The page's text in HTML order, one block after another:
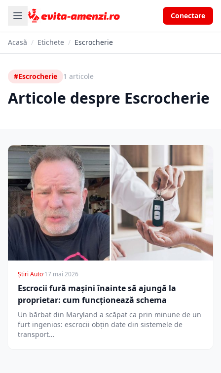
Conectare
Acasă / Etichete / Escrocherie
#Escrocherie 1 articole
Articole despre Escrocherie
Știri Auto·17 mai 2026
Escrocii fură mașini înainte să ajungă la
proprietar: cum funcționează schema
Un bărbat din Maryland a scăpat ca prin minune de un
furt ingenios: escrocii obțin date din sistemele de
transport…